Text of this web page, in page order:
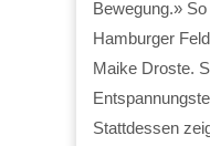
Bewegung.»
Hamburger
Maike Droste.
Stattdessen